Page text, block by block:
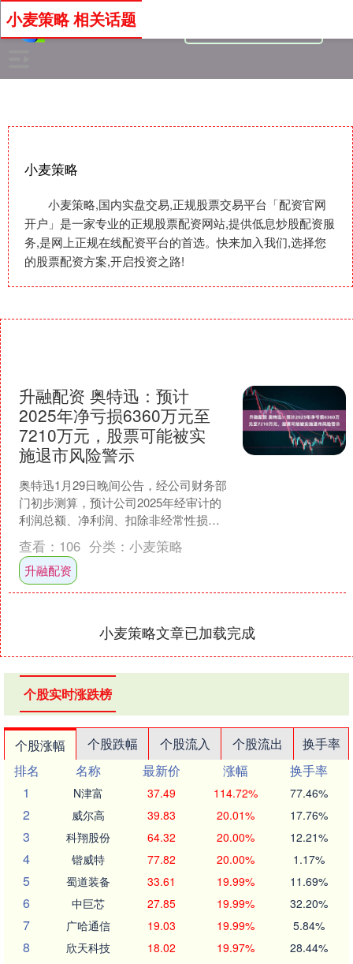
小麦策略
小麦策略,国内实盘交易,正规股票交易平台「配资官网
开户」是一家专业的正规股票配资网站,提供低息炒股配资服
务,是网上正规在线配资平台的首选。快来加入我们,选择您
的股票配资方案,开启投资之路!
小麦策略 相关话题
升融配资 奥特迅：预计
2025年净亏损6360万元至
7210万元，股票可能被实
施退市风险警示
奥特迅1月29日晚间公告，经公司财务部
门初步测算，预计公司2025年经审计的
利润总额、净利润、扣除非经常性损益
后的净利润三者孰低为负值，且扣除后
的营业收入低于3....
查看： 106 分类： 小麦策略
升融配资
小麦策略文章已加载完成
个股实时涨跌榜
个股涨幅 个股跌幅 个股流入 个股流出
换手率
排名
名称 最新价 涨幅
换手率
1
N津富 37.49 114.72% 77.46%
2 威尔高 39.83 20.01% 17.76%
3 科翔股份 64.32 20.00% 12.21%
4 锴威特 77.82 20.00% 1.17%
5 蜀道装备 33.61 19.99% 11.69%
6 中巨芯 27.85 19.99% 32.20%
7 广哈通信 19.03 19.99% 5.84%
8 欣天科技 18.02 19.97% 28.44%